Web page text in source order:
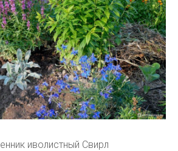
иволистный Свирл